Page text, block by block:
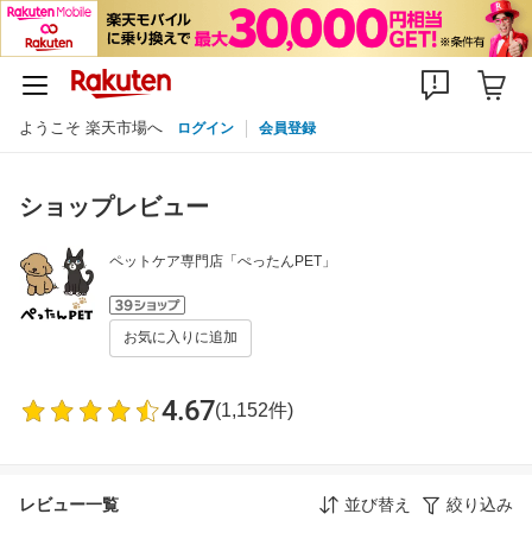
ようこそ 楽天市場へ ログイン 会員登録
ショップレビュー
ペットケア専門店「ぺったんPET」
お気に入りに追加
4.67(1,152件)
レビュー一覧 並び替え 絞り込み